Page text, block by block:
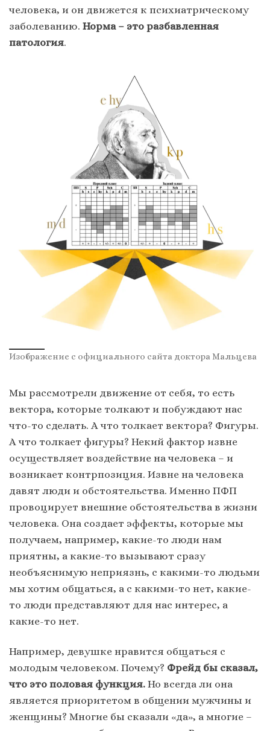
человека, и он движется к психиатрическому
заболеванию. Норма – это разбавленная
патология.
Изображение с официального сайта доктора Мальцева
Мы рассмотрели движение от себя, то есть
вектора, которые толкают и побуждают нас
что-то сделать. А что толкает вектора? Фигуры.
А что толкает фигуры? Некий фактор извне
осуществляет воздействие на человека – и
возникает контрпозиция. Извне на человека
давят люди и обстоятельства. Именно ПФП
провоцирует внешние обстоятельства в жизни
человека. Она создает эффекты, которые мы
получаем, например, какие-то люди нам
приятны, а какие-то вызывают сразу
необъяснимую неприязнь, с какими-то людьми
мы хотим общаться, а с какими-то нет, какие-
то люди представляют для нас интерес, а
какие-то нет.
Например, девушке нравится общаться с
молодым человеком. Почему? Фрейд бы сказал,
что это половая функция. Но всегда ли она
является приоритетом в общении мужчины и
женщины? Многие бы сказали «да», а многие –